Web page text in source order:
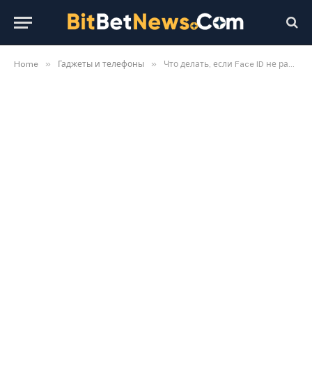
Home » Гаджеты и телефоны » Что делать, если Face ID не работает на iPhone: причины и решения